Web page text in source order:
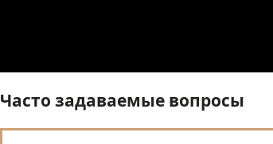
Часто задаваемые вопросы